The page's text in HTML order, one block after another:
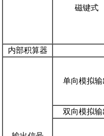
磁键式
内部积算器
单向模拟输
双向模拟输